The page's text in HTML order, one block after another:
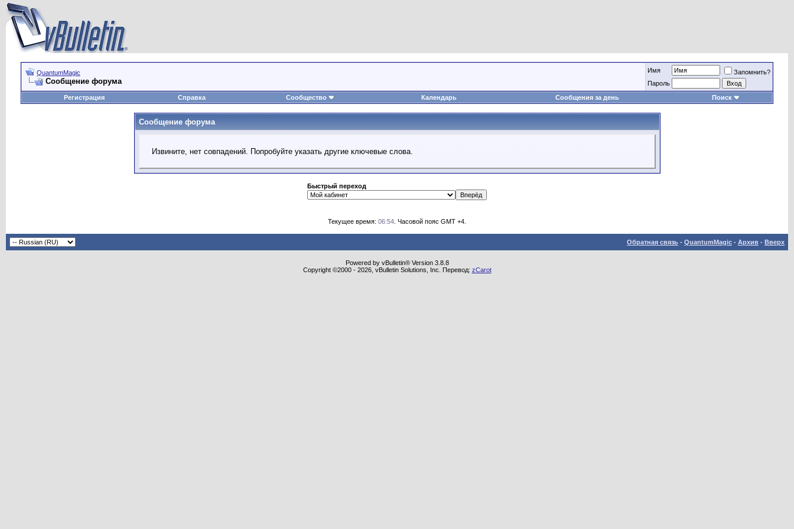
QuantumMagic
Сообщение форума
Имя
Запомнить?
Пароль
Регистрация
Справка Сообщество Календарь Сообщения за день Поиск
Сообщение форума
Извините, нет совпадений. Попробуйте указать другие ключевые слова.
Быстрый переход
Текущее время: 06:54 . Часовой пояс GMT +4.
Обратная связь - QuantumMagic - Архив - Вверх
Powered by vBulletin® Version 3.8.8
Copyright ©2000 - 2026, vBulletin Solutions, Inc. Перевод: zCarot